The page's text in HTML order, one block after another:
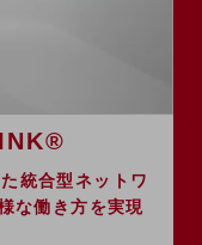
統合型ネットワ
な働き方を実現